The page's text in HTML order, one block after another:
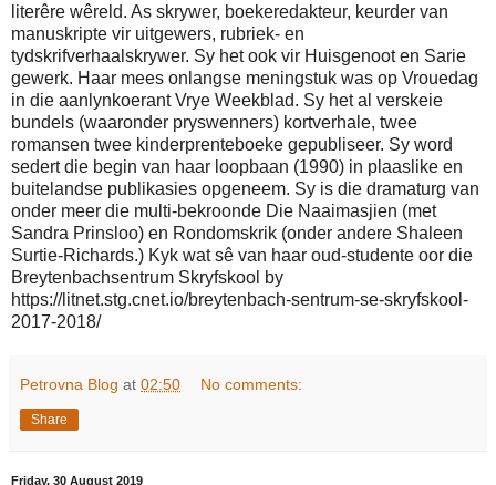
literêre wêreld. As skrywer, boekeredakteur, keurder van
manuskripte vir uitgewers, rubriek- en
tydskrifverhaalskrywer. Sy het ook vir Huisgenoot en Sarie
gewerk. Haar mees onlangse meningstuk was op Vrouedag
in die aanlynkoerant Vrye Weekblad. Sy het al verskeie
bundels (waaronder pryswenners) kortverhale, twee
romansen twee kinderprenteboeke gepubliseer. Sy word
sedert die begin van haar loopbaan (1990) in plaaslike en
buitelandse publikasies opgeneem. Sy is die dramaturg van
onder meer die multi-bekroonde Die Naaimasjien (met
Sandra Prinsloo) en Rondomskrik (onder andere Shaleen
Surtie-Richards.) Kyk wat sê van haar oud-studente oor die
Breytenbachsentrum Skryfskool by
https://litnet.stg.cnet.io/breytenbach-sentrum-se-skryfskool-
2017-2018/
Petrovna Blog at 02:50 No comments:
Share
Friday, 30 August 2019